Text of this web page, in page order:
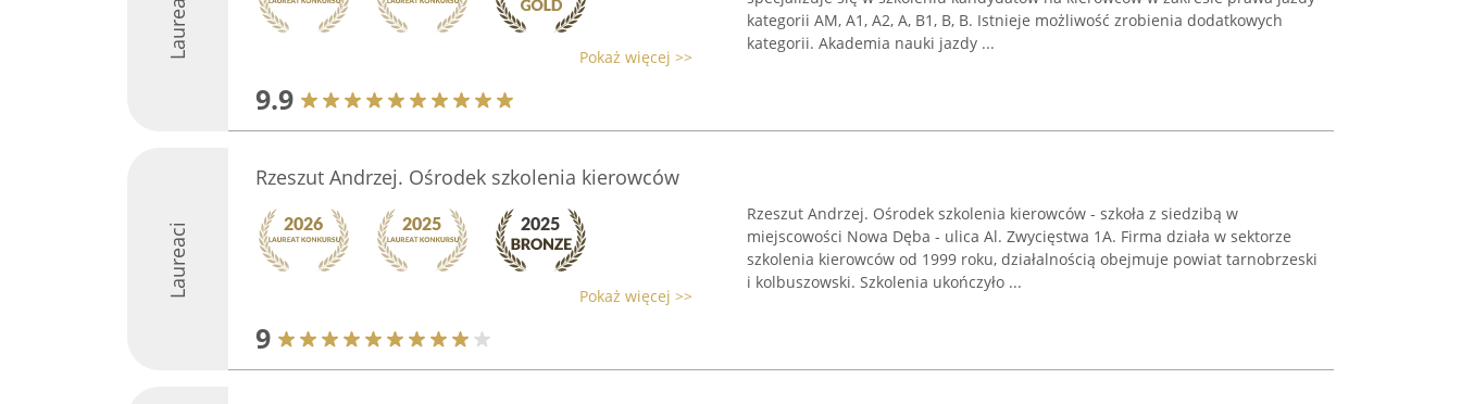
Laureaci Pokaż więcej >>
9.9
kategorii AM, A1, A2, A, B1, B, B. Istnieje możliwość zrobienia dodatkowych
kategorii. Akademia nauki jazdy ...
Laureaci
Rzeszut Andrzej. Ośrodek szkolenia kierowców
Pokaż więcej >>
9
Rzeszut Andrzej. Ośrodek szkolenia kierowców - szkoła z siedzibą w
miejscowości Nowa Dęba - ulica Al. Zwycięstwa 1A. Firma działa w sektorze
szkolenia kierowców od 1999 roku, działalnością obejmuje powiat tarnobrzeski
i kolbuszowski. Szkolenia ukończyło ...